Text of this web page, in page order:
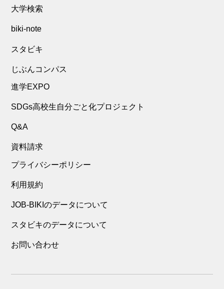
大学検索
biki-note
スタビキ
じぶんコンパス
進学EXPO
SDGs高校生自分ごと化プロジェクト
Q&A
資料請求
プライバシーポリシー
利用規約
JOB-BIKIのデータについて
スタビキのデータについて
お問い合わせ